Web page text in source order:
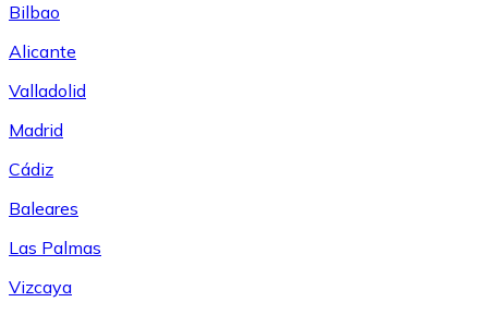
Bilbao
Alicante
Valladolid
Madrid
Cádiz
Baleares
Las Palmas
Vizcaya